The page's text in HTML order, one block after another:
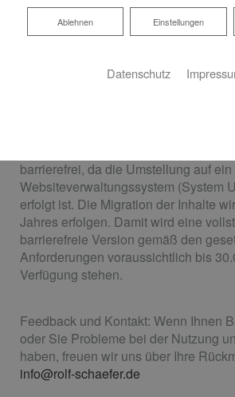
Norm EN 301 549 barrierefrei
barrierefrei, da die Umstellung auf
Websiteverwaltungssystem (System
erfolgt ist. Die Migration der Inhalte
Jahres erfolgen. Damit wird eine
barrierefreie Version gemäß den
Anforderungen voraussichtlich bis
Verfügung stehen.
Feedback und Kontakt: Wenn Ihnen
oder Sie Probleme bei der Nutzung
haben, freuen wir uns über Ihre
info@rolf-schaefer.de
Einstellungen
Ablehnen
Ablehnen
Datenschutz